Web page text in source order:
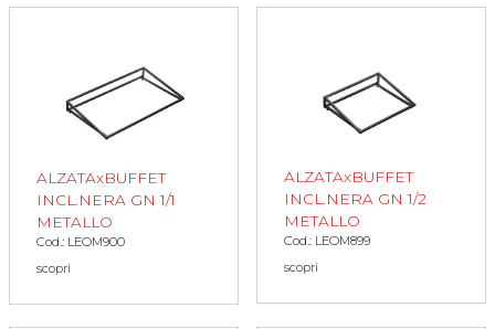
ALZATAxBUFFET
INCL.NERA GN 1/1
METALLO
Cod.: LEOM900
scopri
ALZATAxBUFFET
INCL.NERA GN 1/2
METALLO
Cod.: LEOM899
scopri